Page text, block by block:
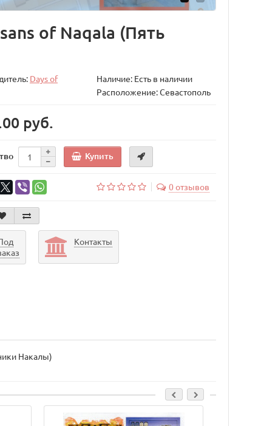
of Naqala (Пять
Days of
Наличие: Есть в наличии
Расположение: Севастополь
руб.
Купить
0 отзывов
Контакты
Накалы)